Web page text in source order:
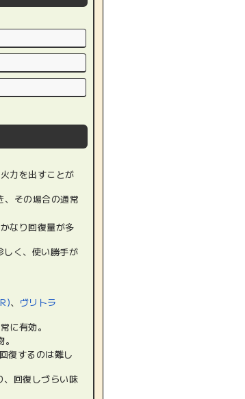
力を出すことが
、その場合の通常
なり回復量が多
しく、使い勝手が
、 ヴリトラ
に有効。
復するのは難し
、回復しづらい味